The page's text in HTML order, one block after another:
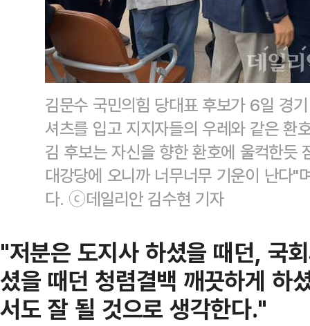
김문수 국민의힘 당대표 후보가 6일 경
셔츠를 입고 지지자들의 우레와 같은 환
김 후보는 자신을 향한 환호에 울컥한듯
대강당에 오니까 너무너무 기운이 난다"
다. ⓒ데일리안 김수현 기자
"저분은 도지사 하셨을 때던, 국
셨을 때던 청렴결백 깨끗하게 하
서도 잘 될 것으로 생각한다."